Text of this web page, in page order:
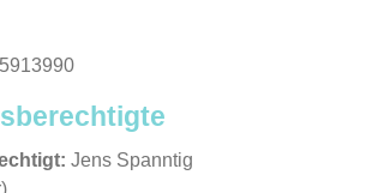
Jens Spanntig